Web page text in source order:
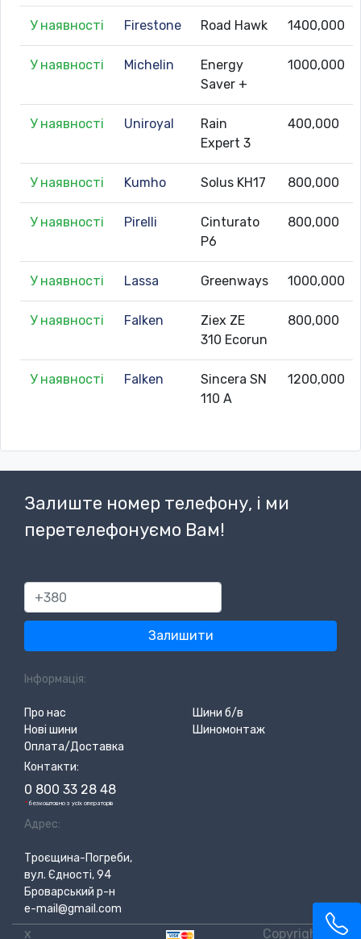
У наявності Firestone Road Hawk 1400,000
У наявності Michelin
Energy
Saver +
1000,000
У наявності Uniroyal
Rain
Expert 3
400,000
У наявності Kumho Solus KH17 800,000
У наявності Pirelli
Cinturato
P6
800,000
У наявності Lassa Greenways 1000,000
У наявності Falken
Ziex ZE
310 Ecorun
800,000
У наявності Falken
Sincera SN
110 A
1200,000
Залиште номер телефону, і ми
перетелефонуємо Вам!
380
Залишити
Інформація:
Про нас
Шини б/в
Нові шини
Шиномонтаж
Оплата/Доставка
Контакти:
0 800 33 28 48
*безкоштовно з усіх операторів
Адрес:
Троєщина-Погреби,
вул. Єдності, 94
Броварський р-н
e-mail@gmail.com
x Copyright ©